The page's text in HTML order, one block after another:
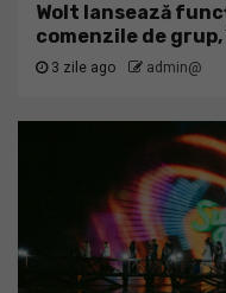
Wolt lansează
comenzile de grup,
3 zile ago admin@